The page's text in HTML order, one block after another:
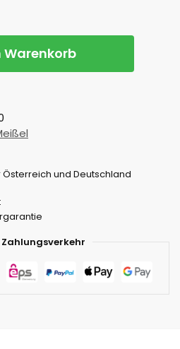
Warenkorb
und Deutschland